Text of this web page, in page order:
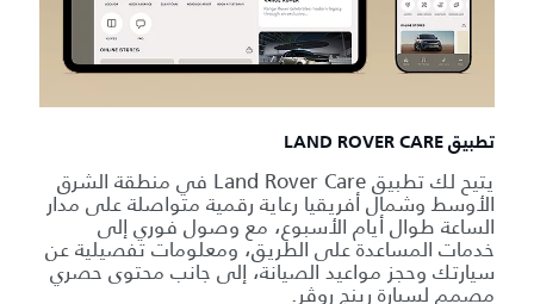
تطبيق LAND ROVER CARE
يتيح لك تطبيق Land Rover Care في منطقة الشرق
الأوسط وشمال أفريقيا رعاية رقمية متواصلة على مدار
الساعة طوال أيام الأسبوع، مع وصول فوري إلى
خدمات المساعدة على الطريق، ومعلومات تفصيلية عن
سيارتك وحجز مواعيد الصيانة، إلى جانب محتوى حصري
مصمم لسيارة رينج روڤر.